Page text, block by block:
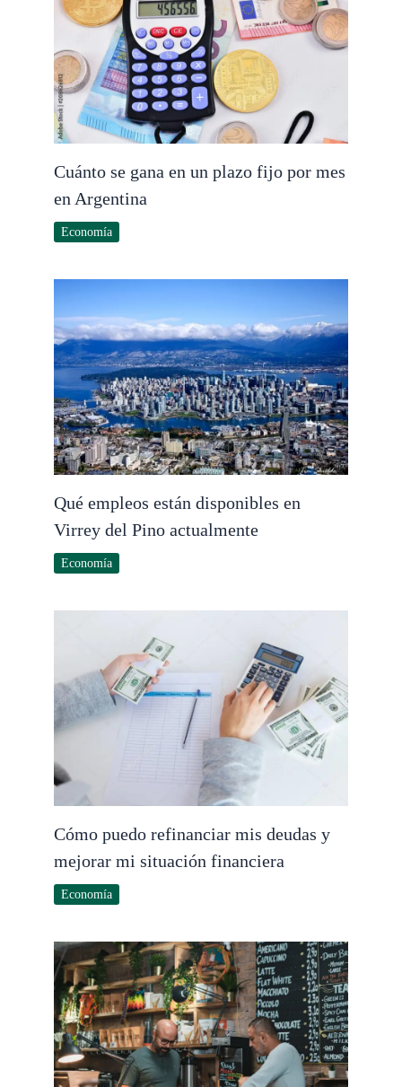
Cuánto se gana en un plazo fijo por mes
en Argentina
Economía
Qué empleos están disponibles en
Virrey del Pino actualmente
Economía
Cómo puedo refinanciar mis deudas y
mejorar mi situación financiera
Economía